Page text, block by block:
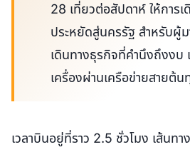
28 เที่ยวต่อสัปดาห์ ให้การเ
ประหยัดสู่นครรัฐ สำหรับผู้
เดินทางธุรกิจที่คำนึงถึงงบ
เครื่องผ่านเครือข่ายสายต้น
เวลาบินอยู่ที่ราว 2.5 ชั่วโมง เส้นท